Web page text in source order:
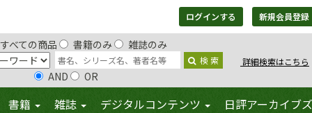
ログインする 新規会員登録
すべての商品 書籍のみ 雑誌のみ
検 索 詳細検索はこちら
AND OR
書籍 雑誌 デジタルコンテンツ 日評アーカイブズ